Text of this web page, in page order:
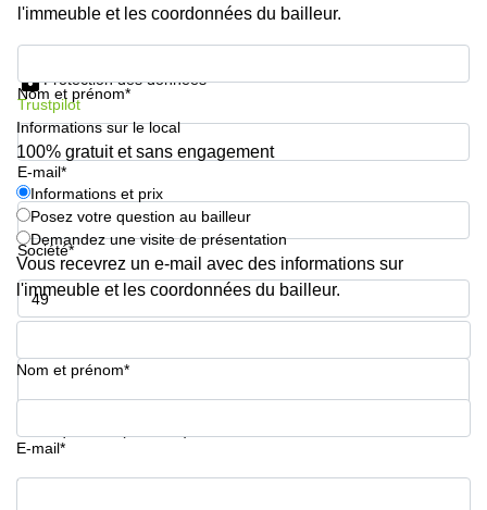
l'immeuble et les coordonnées du bailleur.
Nom et prénom*
E-mail*
Société*
Numéro de téléphone*
Protection des données
Trustpilot
Informations sur le local
100% gratuit et sans engagement
Informations et prix
Posez votre question au bailleur
Demandez une visite de présentation
Vous recevrez un e-mail avec des informations sur
l'immeuble et les coordonnées du bailleur.
Nom et prénom*
E-mail*
Informations et prix